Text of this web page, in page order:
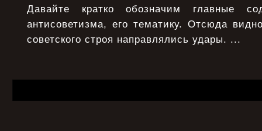
Давайте кратко обозначим главные
антисоветизма, его тематику. Отсюда
советского строя направлялись удары. ...